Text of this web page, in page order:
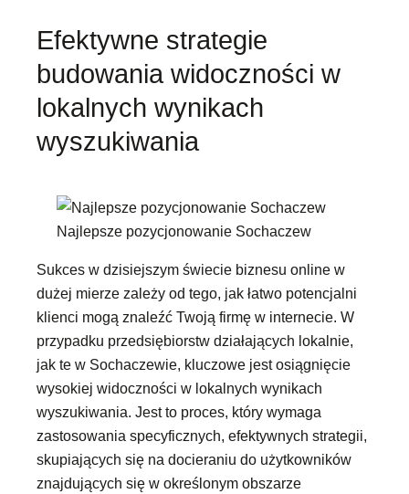
Efektywne strategie
budowania widoczności w
lokalnych wynikach
wyszukiwania
Najlepsze pozycjonowanie Sochaczew
Sukces w dzisiejszym świecie biznesu online w
dużej mierze zależy od tego, jak łatwo potencjalni
klienci mogą znaleźć Twoją firmę w internecie. W
przypadku przedsiębiorstw działających lokalnie,
jak te w Sochaczewie, kluczowe jest osiągnięcie
wysokiej widoczności w lokalnych wynikach
wyszukiwania. Jest to proces, który wymaga
zastosowania specyficznych, efektywnych strategii,
skupiających się na docieraniu do użytkowników
znajdujących się w określonym obszarze